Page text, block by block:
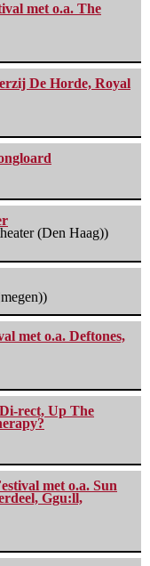
met o.a. The
De Horde, Royal
(Den Haag))
met o.a. Deftones,
rect, Up The
met o.a. Sun
Ggu:ll,